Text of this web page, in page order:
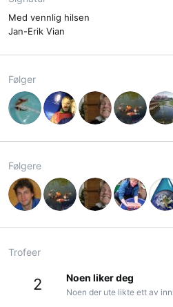
Med vennlig hilsen
Jan-Erik Vian
Følger
Følgere
Trofeer
2 Noen liker deg
Noen der ute likte ett av